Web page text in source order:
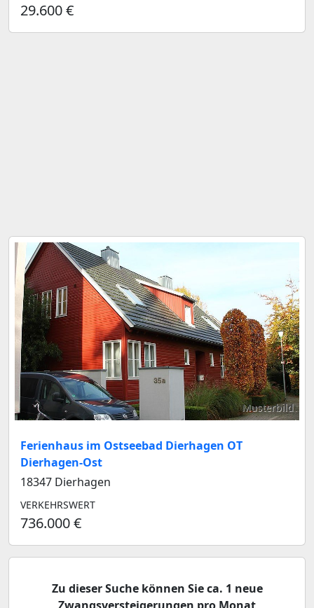
29.600 €
Musterbild
Ferienhaus im Ostseebad Dierhagen OT
Dierhagen-Ost
18347 Dierhagen
VERKEHRSWERT
736.000 €
Zu dieser Suche können Sie ca. 1 neue